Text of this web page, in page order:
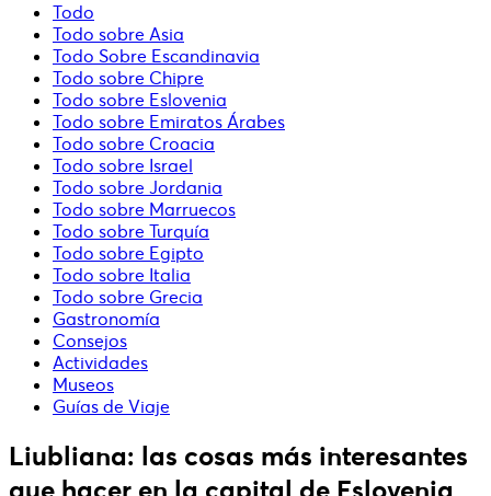
Todo
Todo sobre Asia
Todo Sobre Escandinavia
Todo sobre Chipre
Todo sobre Eslovenia
Todo sobre Emiratos Árabes
Todo sobre Croacia
Todo sobre Israel
Todo sobre Jordania
Todo sobre Marruecos
Todo sobre Turquía
Todo sobre Egipto
Todo sobre Italia
Todo sobre Grecia
Gastronomía
Consejos
Actividades
Museos
Guías de Viaje
Liubliana: las cosas más interesantes